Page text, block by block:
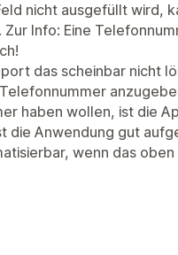
nicht ausgefüllt wird,
Info: Eine
das scheinbar nicht
haben wollen, ist die
die Anwendung gut
wenn das